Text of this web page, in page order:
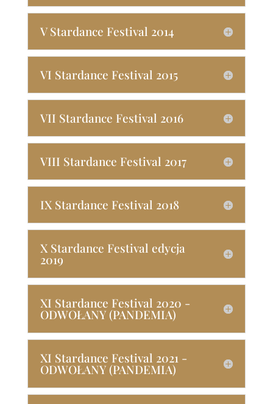
V Stardance Festival 2014
VI Stardance Festival 2015
VII Stardance Festival 2016
VIII Stardance Festival 2017
IX Stardance Festival 2018
X Stardance Festival edycja
2019
XI Stardance Festival 2020 -
ODWOŁANY (PANDEMIA)
XI Stardance Festival 2021 -
ODWOŁANY (PANDEMIA)